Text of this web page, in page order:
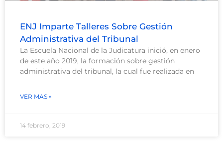
ENJ Imparte Talleres Sobre Gestión
Administrativa del Tribunal
La Escuela Nacional de la Judicatura inició, en enero
de este año 2019, la formación sobre gestión
administrativa del tribunal, la cual fue realizada en
VER MAS »
14 febrero, 2019